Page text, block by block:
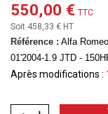
550,00 € TTC
Soit 458,33 € HT
Référence : Alfa
01'2004-1.9 JTD -
Après modifications :